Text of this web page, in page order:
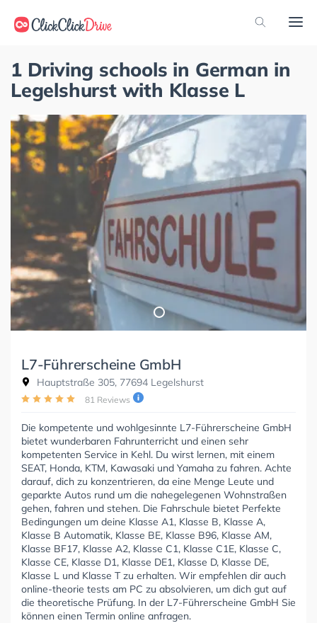
1 Driving schools in German in
Legelshurst with Klasse L
L7-Führerscheine GmbH
Hauptstraße 305, 77694 Legelshurst
81 Reviews
Die kompetente und wohlgesinnte L7-Führerscheine GmbH
bietet wunderbaren Fahrunterricht und einen sehr
kompetenten Service in Kehl. Du wirst lernen, mit einem
SEAT, Honda, KTM, Kawasaki und Yamaha zu fahren. Achte
darauf, dich zu konzentrieren, da eine Menge Leute und
geparkte Autos rund um die nahegelegenen Wohnstraßen
gehen, fahren und stehen. Die Fahrschule bietet Perfekte
Bedingungen um deine Klasse A1, Klasse B, Klasse A,
Klasse B Automatik, Klasse BE, Klasse B96, Klasse AM,
Klasse BF17, Klasse A2, Klasse C1, Klasse C1E, Klasse C,
Klasse CE, Klasse D1, Klasse DE1, Klasse D, Klasse DE,
Klasse L und Klasse T zu erhalten. Wir empfehlen dir auch
online-theorie tests am PC zu absolvieren, um dich gut auf
die theoretische Prüfung. In der L7-Führerscheine GmbH Sie
können einen Termin online anfragen.